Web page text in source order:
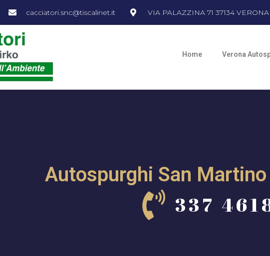
cacciatori.snc@tiscalinet.it VIA PALAZZINA 71 37134
Home Verona
Autospurghi San
337